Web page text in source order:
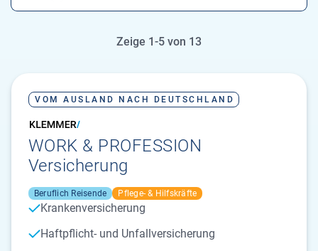
Zeige 1-5 von 13
VOM AUSLAND NACH DEUTSCHLAND
WORK & PROFESSION
Versicherung
Beruflich Reisende Pflege- & Hilfskräfte
Krankenversicherung
Haftpflicht- und Unfallversicherung